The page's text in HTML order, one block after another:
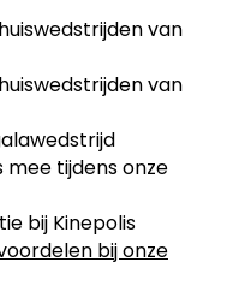
van
van
mee tijdens onze
bij Kinepolis
bij onze